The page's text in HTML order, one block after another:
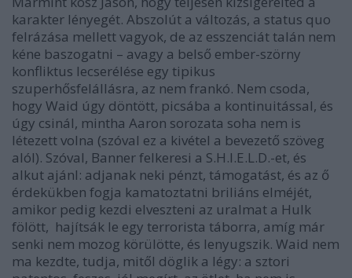
karakter lényegét. Abszolút a változás, a status quo
felrázása mellett vagyok, de az esszenciát talán nem
kéne baszogatni – avagy a belső ember-szörny
konfliktus lecserélése egy tipikus
szuperhősfelállásra, az nem frankó. Nem csoda,
hogy Waid úgy döntött, picsába a kontinuitással, és
úgy csinál, mintha Aaron sorozata soha nem is
létezett volna (szóval ez a kivétel a bevezető szöveg
alól). Szóval, Banner felkeresi a S.H.I.E.L.D.-et, és
alkut ajánl: adjanak neki pénzt, támogatást, és az ő
érdekükben fogja kamatoztatni briliáns elméjét,
amikor pedig kezdi elveszteni az uralmat a Hulk
fölött, hajítsák le egy terrorista táborra, amíg már
senki nem mozog körülötte, és lenyugszik. Waid nem
ma kezdte, tudja, mitől döglik a légy: a sztori